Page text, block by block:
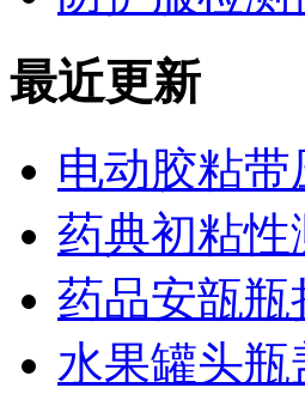
最近更新
电动胶粘
药典初粘性
药品安瓿
水果罐头